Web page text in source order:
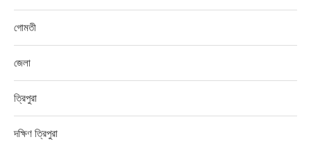
গোমতী
জেলা
ত্রিপুরা
দক্ষিণ ত্রিপুরা